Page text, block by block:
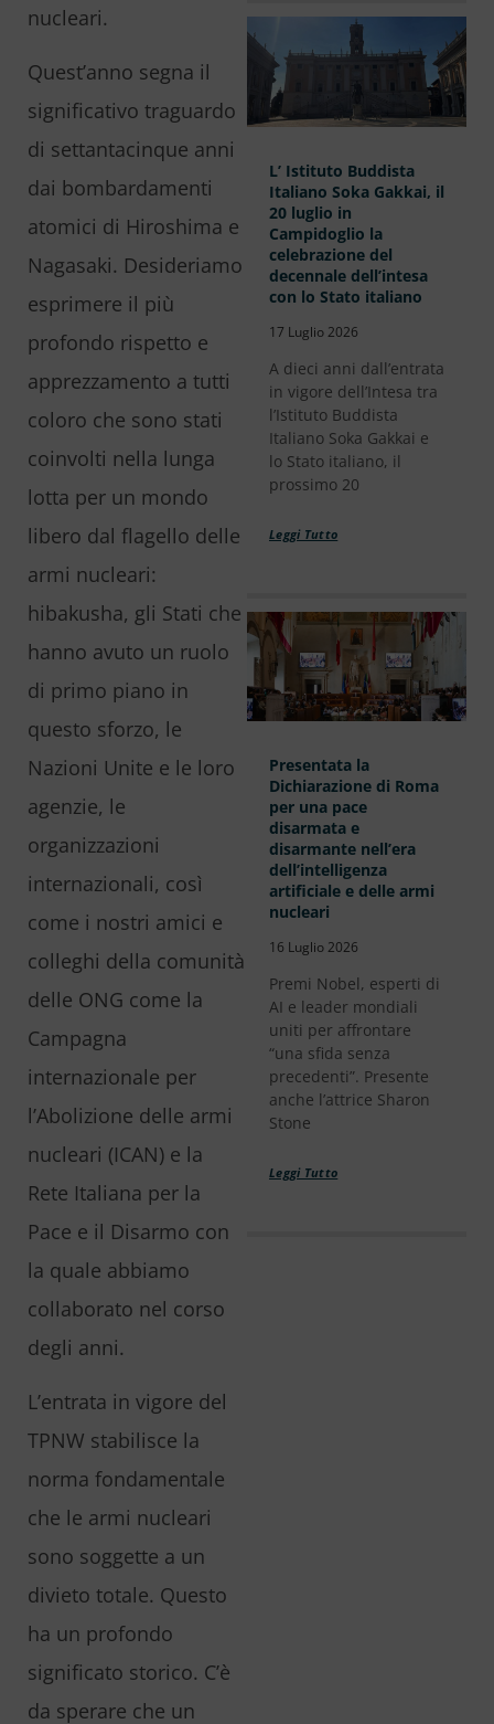
nucleari.
Quest’anno segna il
significativo traguardo
di settantacinque anni
dai bombardamenti
atomici di Hiroshima e
Nagasaki. Desideriamo
esprimere il più
profondo rispetto e
apprezzamento a tutti
coloro che sono stati
coinvolti nella lunga
lotta per un mondo
libero dal flagello delle
armi nucleari:
hibakusha, gli Stati che
hanno avuto un ruolo
di primo piano in
questo sforzo, le
Nazioni Unite e le loro
agenzie, le
organizzazioni
internazionali, così
come i nostri amici e
colleghi della comunità
delle ONG come la
Campagna
internazionale per
l’Abolizione delle armi
nucleari (ICAN) e la
Rete Italiana per la
Pace e il Disarmo con
la quale abbiamo
collaborato nel corso
degli anni.
L’entrata in vigore del
TPNW stabilisce la
norma fondamentale
che le armi nucleari
sono soggette a un
divieto totale. Questo
ha un profondo
significato storico. C’è
da sperare che un
L’ Istituto Buddista
Italiano Soka Gakkai, il
20 luglio in
Campidoglio la
celebrazione del
decennale dell’intesa
con lo Stato italiano
17 Luglio 2026
A dieci anni dall’entrata
in vigore dell’Intesa tra
l’Istituto Buddista
Italiano Soka Gakkai e
lo Stato italiano, il
prossimo 20
Leggi Tutto
Presentata la
Dichiarazione di Roma
per una pace
disarmata e
disarmante nell’era
dell’intelligenza
artificiale e delle armi
nucleari
16 Luglio 2026
Premi Nobel, esperti di
AI e leader mondiali
uniti per affrontare
“una sfida senza
precedenti”. Presente
anche l’attrice Sharon
Stone
Leggi Tutto